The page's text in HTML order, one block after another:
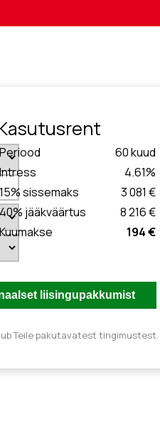
Periood 60kuud
4.61%
15% sissemaks
3 081 €
40% jääkväärtus
8 216 €
194 €
Teile pakutavatest tingimustest.